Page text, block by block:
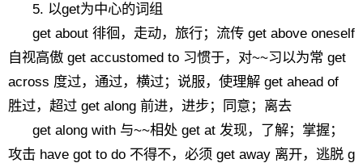
5. 以get为中心的词组
get about 徘徊，走动，旅行；流传 get above oneself
自视高傲 get accustomed to 习惯于，对~~习以为常 get
across 度过，通过，横过；说服，使理解 get ahead of
胜过，超过 get along 前进，进步；同意；离去
get along with 与~~相处 get at 发现，了解；掌握；
攻击 have got to do 不得不，必须 get away 离开，逃脱 g